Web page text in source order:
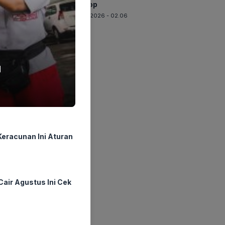
Disetop
06-08-2026 - 02.06
Ini Aturan
Agustus Ini Cek